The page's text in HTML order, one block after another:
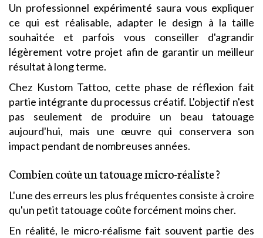
Un professionnel expérimenté saura vous expliquer
ce qui est réalisable, adapter le design à la taille
souhaitée et parfois vous conseiller d'agrandir
légèrement votre projet afin de garantir un meilleur
résultat à long terme.
Chez Kustom Tattoo, cette phase de réflexion fait
partie intégrante du processus créatif. L'objectif n'est
pas seulement de produire un beau tatouage
aujourd'hui, mais une œuvre qui conservera son
impact pendant de nombreuses années.
Combien coûte un tatouage micro-réaliste ?
L'une des erreurs les plus fréquentes consiste à croire
qu'un petit tatouage coûte forcément moins cher.
En réalité, le micro-réalisme fait souvent partie des